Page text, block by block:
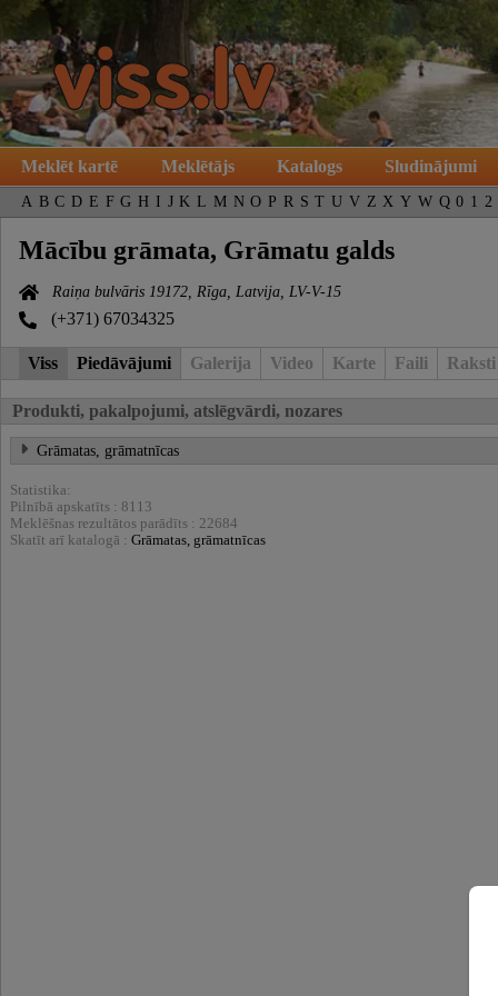
Meklēt kartē Meklētājs Katalogs Sludinājumi
A B C D E F G H I J K L M N O P R S T U V Z X Y W Q 0 1 2
Mācību grāmata, Grāmatu galds
Raiņa bulvāris 19172, Rīga, Latvija, LV-V-15
(+371) 67034325
Viss Piedāvājumi Galerija Video Karte Faili Raksti
Produkti, pakalpojumi, atslēgvārdi, nozares
Grāmatas, grāmatnīcas
Statistika:
Pilnībā apskatīts : 8113
Meklēšnas rezultātos parādīts : 22684
Skatīt arī katalogā : Grāmatas, grāmatnīcas